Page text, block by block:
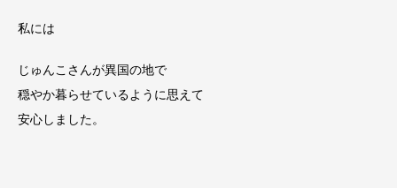
私には
じゅんこさんが異国の地で
穏やか暮らせているように思えて
安心しました。